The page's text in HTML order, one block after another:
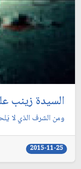
السيدة زينب
ومن الشرف الذي لا
2015-11-25